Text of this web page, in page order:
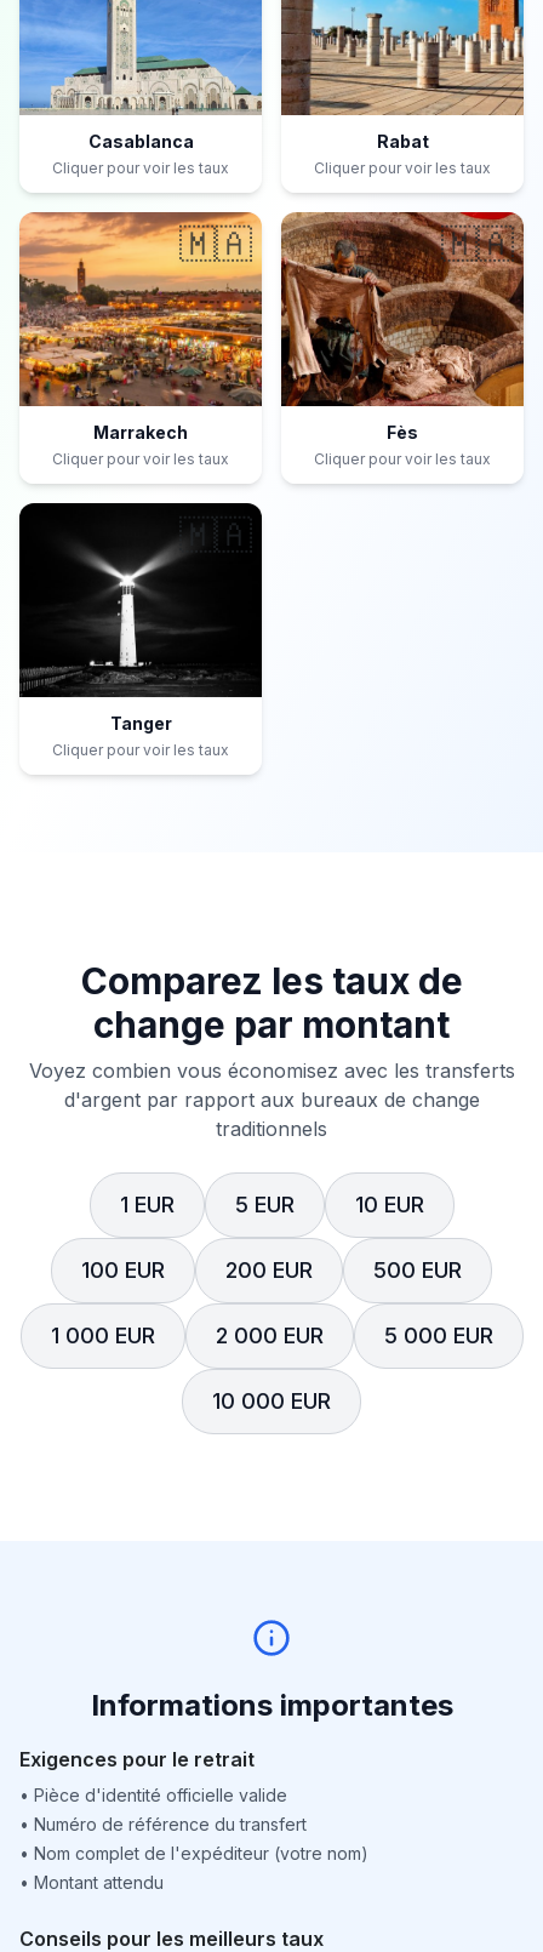
Casablanca
Cliquer pour voir les taux
Rabat
Cliquer pour voir les taux
🇲🇦
Marrakech
Cliquer pour voir les taux
🇲🇦
Fès
Cliquer pour voir les taux
🇲🇦
Tanger
Cliquer pour voir les taux
Comparez les taux de
change par montant
Voyez combien vous économisez avec les transferts
d'argent par rapport aux bureaux de change
traditionnels
1 EUR 5 EUR 10 EUR
100 EUR 200 EUR 500 EUR
1 000 EUR 2 000 EUR 5 000 EUR
10 000 EUR
Informations importantes
Exigences pour le retrait
• Pièce d'identité officielle valide
• Numéro de référence du transfert
• Nom complet de l'expéditeur (votre nom)
• Montant attendu
Conseils pour les meilleurs taux